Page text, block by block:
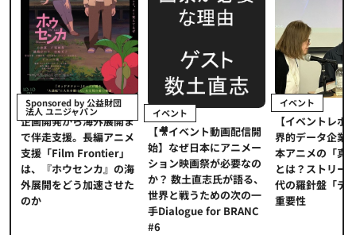
Sponsored by 公益財団
法人 ユニジャパン
企画開発から海外展開ま
で伴走支援。長編アニメ
支援「Film Frontier」
は、『ホウセンカ』の海
外展開をどう加速させた
のか
イベント
【🎥イベント動画配信開
始】なぜ日本にアニメー
ション映画祭が必要なの
か？ 数土直志氏が語る、
世界と戦うための次の一
手Dialogue for BRANC
#6
イベント
【イベントレポ
界的データ企業
本アニメの「真
とは？ストリー
代の羅針盤「デ
重要性